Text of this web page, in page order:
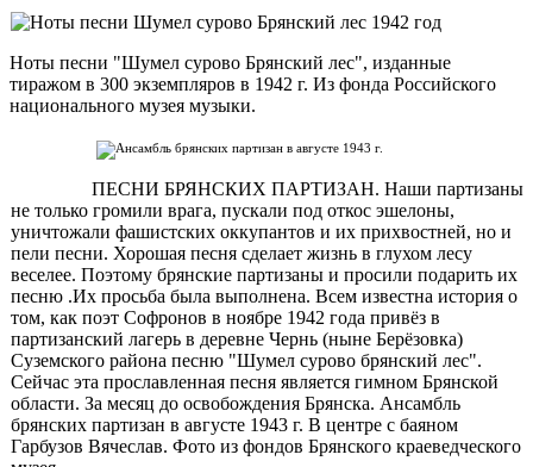
Ноты песни "Шумел сурово Брянский лес", изданные
тиражом в 300 экземпляров в 1942 г. Из фонда Российского
национального музея музыки.
ПЕСНИ БРЯНСКИХ ПАРТИЗАН. Наши партизаны
не только громили врага, пускали под откос эшелоны,
уничтожали фашистских оккупантов и их прихвостней, но и
пели песни. Хорошая песня сделает жизнь в глухом лесу
веселее. Поэтому брянские партизаны и просили подарить их
песню .Их просьба была выполнена. Всем известна история о
том, как поэт Софронов в ноябре 1942 года привёз в
партизанский лагерь в деревне Чернь (ныне Берёзовка)
Суземского района песню "Шумел сурово брянский лес".
Сейчас эта прославленная песня является гимном Брянской
области. За месяц до освобождения Брянска. Ансамбль
брянских партизан в августе 1943 г. В центре с баяном
Гарбузов Вячеслав. Фото из фондов Брянского краеведческого